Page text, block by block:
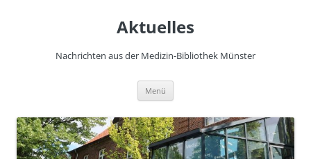
Aktuelles
Nachrichten aus der Medizin-Bibliothek Münster
Menü